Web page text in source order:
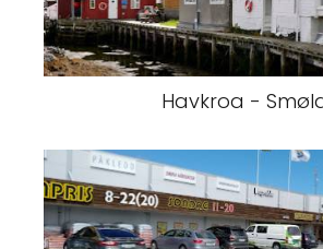
Havkroa -